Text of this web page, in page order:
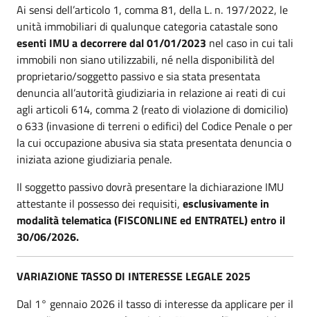
Ai sensi dell’articolo 1, comma 81, della L. n. 197/2022, le
unità immobiliari di qualunque categoria catastale sono
esenti IMU a decorrere dal 01/01/2023 nel caso in cui tali
immobili non siano utilizzabili, né nella disponibilità del
proprietario/soggetto passivo e sia stata presentata
denuncia all’autorità giudiziaria in relazione ai reati di cui
agli articoli 614, comma 2 (reato di violazione di domicilio)
o 633 (invasione di terreni o edifici) del Codice Penale o per
la cui occupazione abusiva sia stata presentata denuncia o
iniziata azione giudiziaria penale.
Il soggetto passivo dovrà presentare la dichiarazione IMU
attestante il possesso dei requisiti, esclusivamente in
modalità telematica (FISCONLINE ed ENTRATEL) entro il
30/06/2026.
VARIAZIONE TASSO DI INTERESSE LEGALE 2025
Dal 1° gennaio 2026 il tasso di interesse da applicare per il